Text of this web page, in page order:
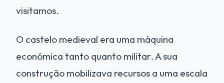
visitamos.
O castelo medieval era uma máquina
económica tanto quanto militar. A sua
construção mobilizava recursos a uma escala